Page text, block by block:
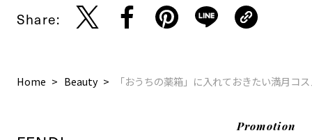
Share:
Home Beauty 「おうちの薬箱」に入れておきたい満月コ
Promotion